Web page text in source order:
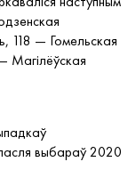
118 — Гомельская
Магілёўская
выбараў 2020